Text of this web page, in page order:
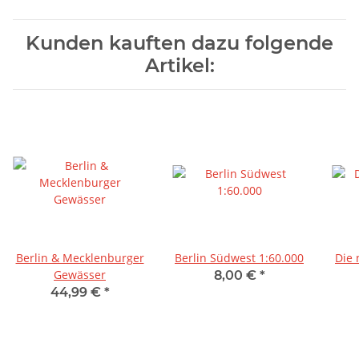
Kunden kauften dazu folgende
Artikel:
Berlin & Mecklenburger
Gewässer
44,99 € *
Berlin Südwest 1:60.000
8,00 € *
Die